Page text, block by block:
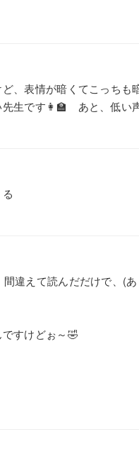
、表情が暗くてこっち
生です👩‍🏫 あと、低い
違えて読んだだけで、(
すけどぉ～🤣